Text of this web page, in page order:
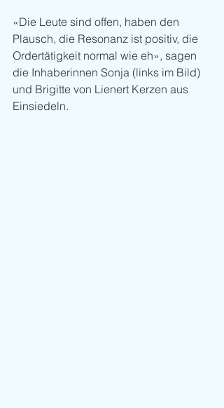
«Die Leute sind offen, haben den
Plausch, die Resonanz ist positiv, die
Ordertätigkeit normal wie eh», sagen
die Inhaberinnen Sonja (links im Bild)
und Brigitte von Lienert Kerzen aus
Einsiedeln.